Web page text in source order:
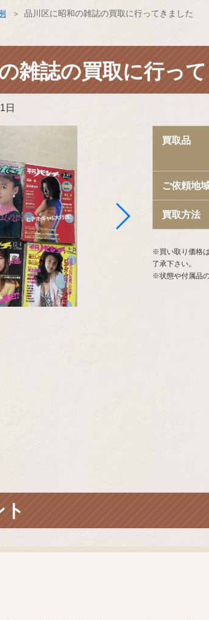
品川区に昭和の雑誌の買取に行ってきました
雑誌の買取に行っ
日
買取品
ご依頼地
買取方法
※買い取り価格
了承下さい。
※状態や付属品